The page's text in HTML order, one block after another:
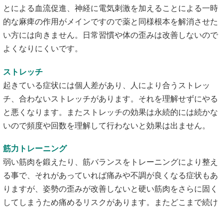
とによる血流促進、神経に電気刺激を加えることによる一時
的な麻痺の作用がメインですので薬と同様根本を解消させた
い方には向きません。日常習慣や体の歪みは改善しないので
よくなりにくいです。
ストレッチ
起きている症状には個人差があり、人により合うストレッ
チ、合わないストレッチがあります。それを理解せずにやる
と悪くなります。またストレッチの効果は永続的には続かな
いので頻度や回数を理解して行わないと効果は出ません。
筋力トレーニング
弱い筋肉を鍛えたり、筋バランスをトレーニングにより整え
る事で、それがあっていれば痛みや不調が良くなる症状もあ
りますが、姿勢の歪みが改善しないと硬い筋肉をさらに固く
してしまうため痛めるリスクがあります。またどこまで続け